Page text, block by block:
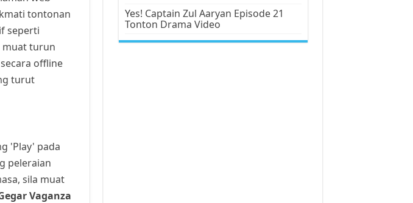
tontonan
seperti
muat turun
offline
turut
'Play' pada
peleraian
sila muat
Vaganza
Yes! Captain Zul Aaryan Episode 21
Tonton Drama Video